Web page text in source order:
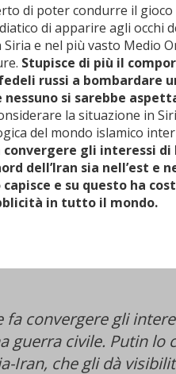
di poter condurre il
di apparire agli occhi
e nel più vasto Medio
Stupisce di più il
russi a bombardare
si sarebbe
la situazione in
del mondo islamico
gli interessi
dell’Iran sia nell’est e
e su questo ha
in tutto il mondo.
fa convergere gli
guerra civile. Putin lo
Iran, che gli dà